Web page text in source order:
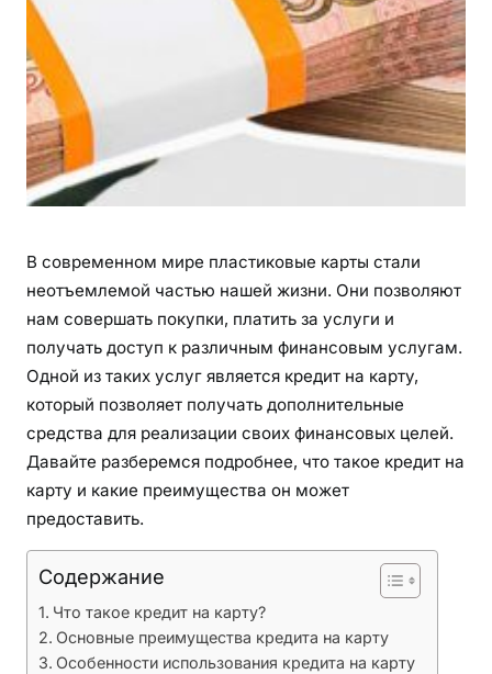
В современном мире пластиковые карты стали
неотъемлемой частью нашей жизни. Они позволяют
нам совершать покупки, платить за услуги и
получать доступ к различным финансовым услугам.
Одной из таких услуг является кредит на карту,
который позволяет получать дополнительные
средства для реализации своих финансовых целей.
Давайте разберемся подробнее, что такое кредит на
карту и какие преимущества он может
предоставить.
Содержание
Что такое кредит на карту?
Основные преимущества кредита на карту
Особенности использования кредита на карту